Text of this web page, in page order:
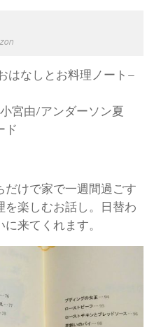
はなしとお料理ノート–
宮由/アンダーソン夏
ド
だけで家で一週間過ごす
を楽しむお話し。日替わ
来てくれます。